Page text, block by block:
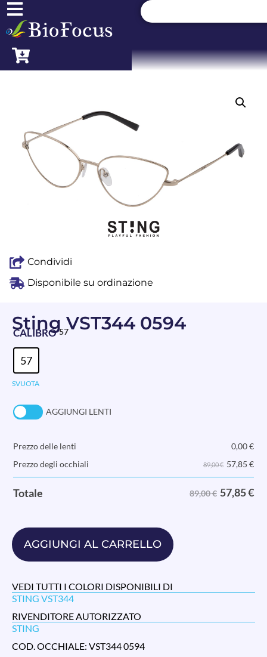
Condividi
Disponibile su ordinazione
Sting VST344 0594
CALIBRO 57
57
SVUOTA
AGGIUNGI LENTI
Prezzo delle lenti 0,00€
Prezzo degli occhiali
89,00 € 57,85 €
Totale 89,00 € 57,85€
AGGIUNGI AL CARRELLO
VEDI TUTTI I COLORI DISPONIBILI DI
STING VST344
RIVENDITORE AUTORIZZATO
STING
COD. OCCHIALE: VST344 0594